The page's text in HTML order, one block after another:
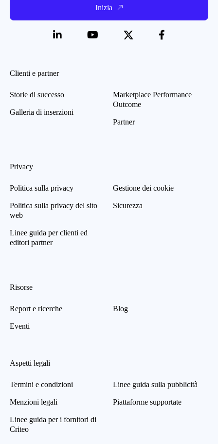
Inizia
Clienti e partner
Storie di successo
Galleria di inserzioni
Marketplace Performance
Outcome
Partner
Privacy
Politica sulla privacy
Politica sulla privacy del sito
web
Linee guida per clienti ed
editori partner
Gestione dei cookie
Sicurezza
Risorse
Report e ricerche
Eventi
Blog
Aspetti legali
Termini e condizioni
Menzioni legali
Linee guida per i fornitori di
Criteo
Linee guida sulla pubblicità
Piattaforme supportate